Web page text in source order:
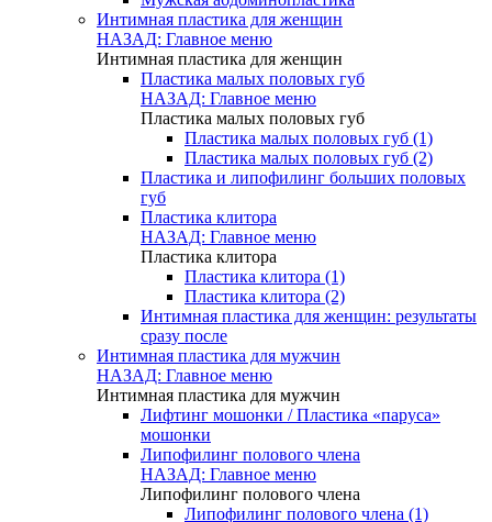
Интимная пластика для женщин
НАЗАД: Главное меню
Интимная пластика для женщин
Пластика малых половых губ
НАЗАД: Главное меню
Пластика малых половых губ
Пластика малых половых губ (1)
Пластика малых половых губ (2)
Пластика и липофилинг больших половых
губ
Пластика клитора
НАЗАД: Главное меню
Пластика клитора
Пластика клитора (1)
Пластика клитора (2)
Интимная пластика для женщин: результаты
сразу после
Интимная пластика для мужчин
НАЗАД: Главное меню
Интимная пластика для мужчин
Лифтинг мошонки / Пластика «паруса»
мошонки
Липофилинг полового члена
НАЗАД: Главное меню
Липофилинг полового члена
Липофилинг полового члена (1)